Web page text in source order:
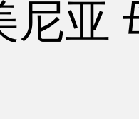
尼亚